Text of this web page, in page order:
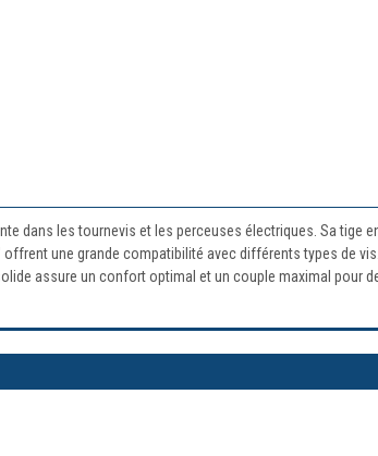
dans les tournevis et les perceuses électriques. Sa
une grande compatibilité avec différents types de
assure un confort optimal et un couple maximal pour